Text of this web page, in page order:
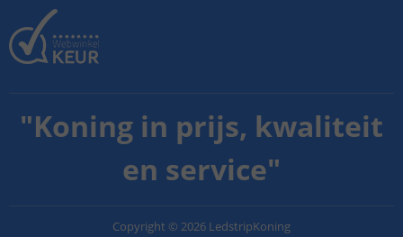
"Koning in prijs, kwaliteit
en service"
Copyright © 2026 LedstripKoning